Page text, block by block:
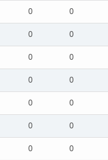
0 0
0 0
0 0
0 0
0 0
0 0
0 0